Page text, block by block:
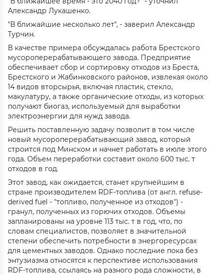
Александр Лукашенко.
"В ближайшие несколько лет", - заверил Александр
Турчин.
В качестве примера обсуждалась работа Брестского
мусороперерабатывающего завода. Предприятие
обеспечивает сбор и сортировку отходов из Бреста,
Брестского и Жабинковского районов, извлекая около
14 видов вторсырья, включая пластик, стекло,
макулатуру, а также органические отходы, из которых
получают биогаз, используемый для выработки
электроэнергии для нужд завода.
Решить поставленную задачу позволит в том числе
новый мусороперерабатывающий завод, который
строится под Минском и начнет работать в июле этого
года. Объем переработки составит около 600 тыс. т
отходов в год.
Этот завод, как ожидается, станет крупнейшим в
стране производителем RDF-топлива (от англ. refuse-
derived fuel - "топливо, полученное из отходов") -
гранул, полученных из горючих отходов. Объемы
запланированы на уровне 113 тыс. т в год, что, по
словам специалистов, позволяет в значительной
степени обеспечить потребности в энергоресурсах
для цементных заводов. Однако последние пока без
энтузиазма относятся к перспективе использования
RDF-топлива, ссылаясь на разного рода сложности, в